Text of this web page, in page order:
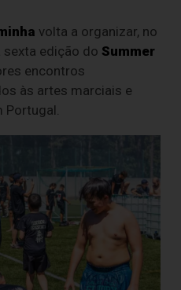
volta a organizar, no
sexta edição do Summer
encontros
às artes marciais e
Portugal.